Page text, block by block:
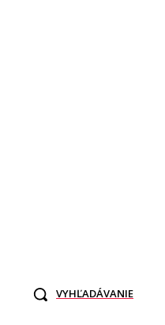
VYHĽADÁVANIE